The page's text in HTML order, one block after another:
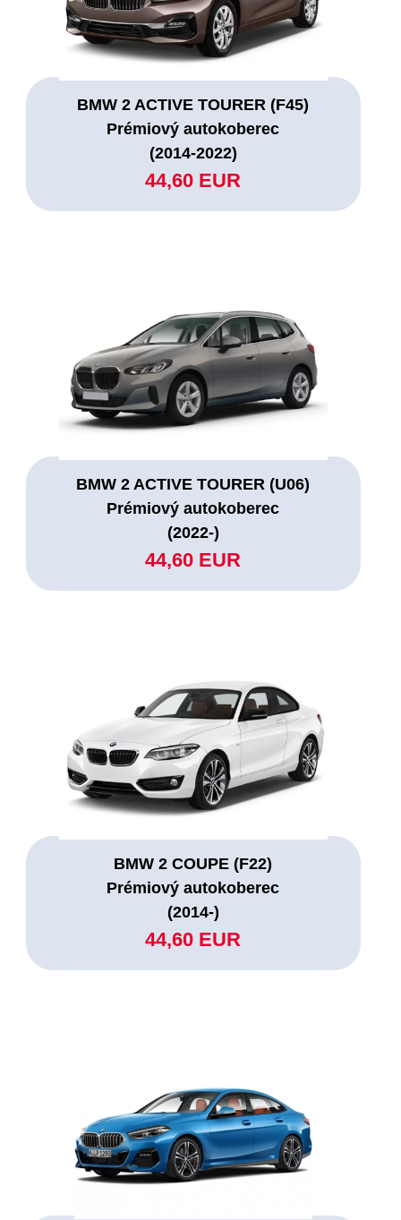
BMW 2 ACTIVE TOURER (F45)
Prémiový autokoberec
(2014-2022)
44,60 EUR
BMW 2 ACTIVE TOURER (U06)
Prémiový autokoberec
(2022-)
44,60 EUR
BMW 2 COUPE (F22)
Prémiový autokoberec
(2014-)
44,60 EUR